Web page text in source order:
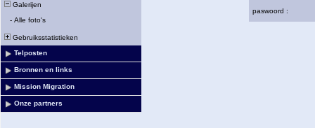
Galerijen
- Alle foto's
Gebruiksstatistieken
Telposten
Bronnen en links
Mission Migration
Onze partners
paswoord :